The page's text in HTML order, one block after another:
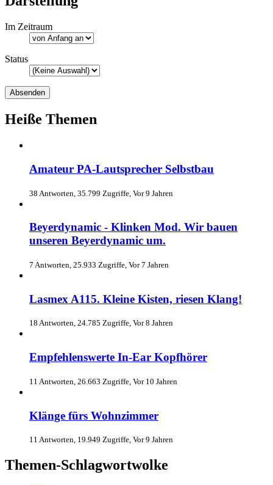
Im Zeitraum
Status
Heiße Themen
Amateur PA-Lautsprecher Selbstbau
38 Antworten, 35.799 Zugriffe, Vor 9 Jahren
Beyerdynamic - Klinken Mod. Wir bauen
unseren Beyerdynamic um.
7 Antworten, 25.933 Zugriffe, Vor 7 Jahren
Lasmex A115. Kleine Kisten, riesen Klang!
18 Antworten, 24.785 Zugriffe, Vor 8 Jahren
Empfehlenswerte In-Ear Kopfhörer
11 Antworten, 26.663 Zugriffe, Vor 10 Jahren
Klänge fürs Wohnzimmer
11 Antworten, 19.949 Zugriffe, Vor 9 Jahren
Themen-Schlagwortwolke